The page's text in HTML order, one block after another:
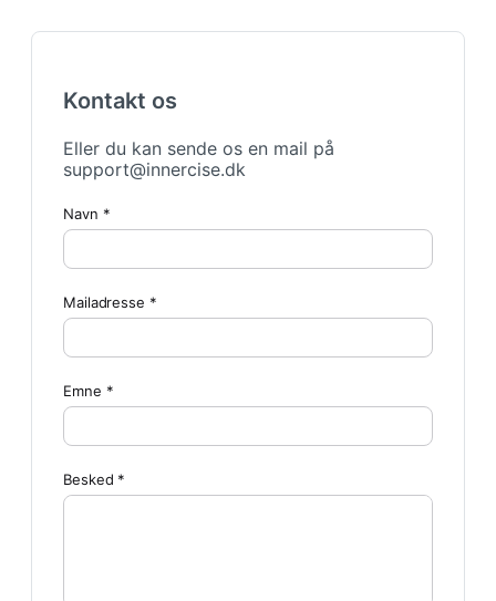
Kontakt os
Eller du kan sende os en mail på
support@innercise.dk
Navn *
Mailadresse *
Emne *
Besked *